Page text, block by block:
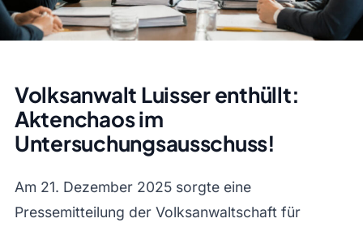
Volksanwalt Luisser enthüllt:
Aktenchaos im
Untersuchungsausschuss!
Am 21. Dezember 2025 sorgte eine
Pressemitteilung der Volksanwaltschaft für